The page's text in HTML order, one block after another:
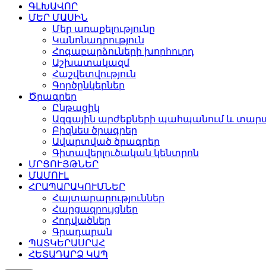
ԳԼԽԱՎՈՐ
ՄԵՐ ՄԱՍԻՆ
Մեր առաքելությունը
Կանոնադրություն
Հոգաբարձուների խորհուրդ
Աշխատակազմ
Հաշվետվություն
Գործընկերներ
Ծրագրեր
Ընթացիկ
Ազգային արժեքների պահպանում և
Բիզնես ծրագրեր
Ավարտված ծրագրեր
Գիտավերլուծական կենտրոն
ՄՐՑՈՒՅԹՆԵՐ
ՄԱՄՈՒԼ
ՀՐԱՊԱՐԱԿՈՒՄՆԵՐ
Հայտարարություններ
Հարցազրույցներ
Հոդվածներ
Գրադարան
ՊԱՏԿԵՐԱՍՐԱՀ
ՀԵՏԱԴԱՐՁ ԿԱՊ